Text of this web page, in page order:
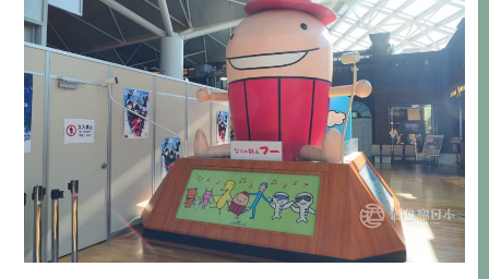
的城市、TOYOTA總公司 […]…